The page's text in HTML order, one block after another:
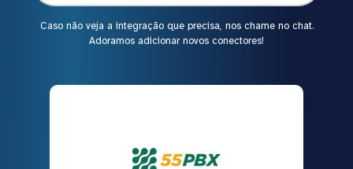
Caso não veja a integração que precisa, nos chame no chat.
Adoramos adicionar novos conectores!